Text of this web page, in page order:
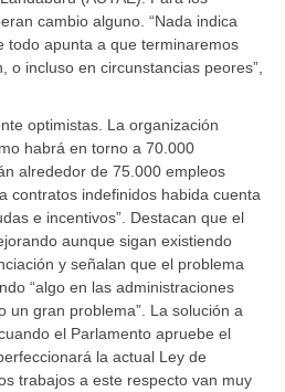
cambio alguno. “Nada indica
todo apunta a que terminaremos
o incluso en circunstancias peores”,
optimistas. La organización
habrá en torno a 70.000
alrededor de 75.000 empleos
contratos indefinidos habida cuenta
e incentivos”. Destacan que el
aunque sigan existiendo
y señalan que el problema
“algo en las administraciones
un gran problema”. La solución a
el Parlamento apruebe el
la actual Ley de
trabajos a este respecto van muy